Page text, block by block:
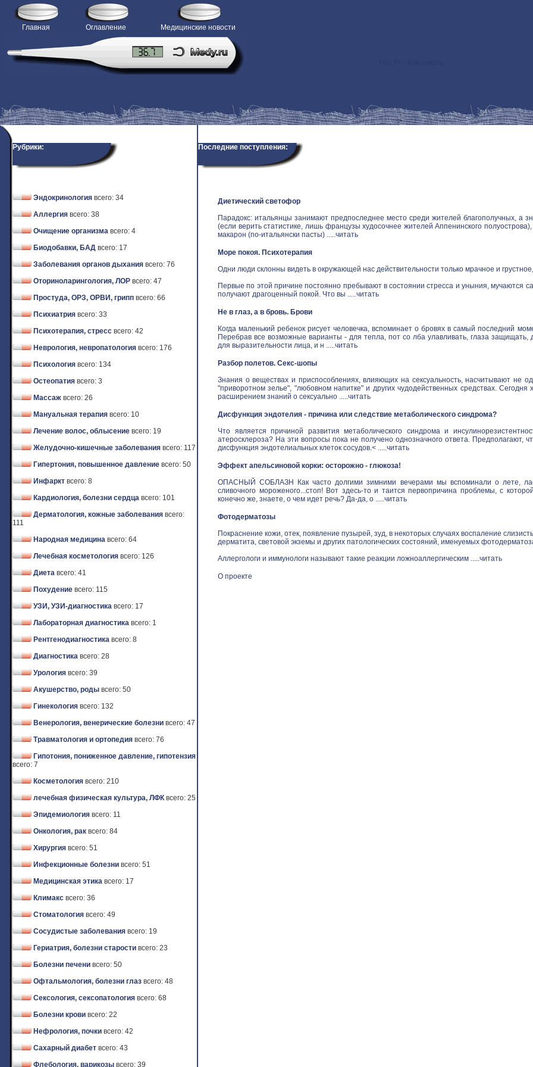
Главная Оглавление Медицинские новости
>
Рубрики:
Эндокринология всего: 34
Аллергия всего: 38
Очищение организма всего: 4
Биодобавки, БАД всего: 17
Заболевания органов дыхания всего: 76
Оториноларингология, ЛОР всего: 47
Простуда, ОРЗ, ОРВИ, грипп всего: 66
Психиатрия всего: 33
Психотерапия, стресс всего: 42
Неврология, невропатология всего: 176
Психология всего: 134
Остеопатия всего: 3
Массаж всего: 26
Мануальная терапия всего: 10
Лечение волос, облысение всего: 19
Желудочно-кишечные заболевания всего: 117
Гипертония, повышенное давление всего: 50
Инфаркт всего: 8
Кардиология, болезни сердца всего: 101
Дерматология, кожные заболевания всего:
111
Народная медицина всего: 64
Лечебная косметология всего: 126
Диета всего: 41
Похудение всего: 115
УЗИ, УЗИ-диагностика всего: 17
Лабораторная диагностика всего: 1
Рентгенодиагностика всего: 8
Диагностика всего: 28
Урология всего: 39
Акушерство, роды всего: 50
Гинекология всего: 132
Венерология, венерические болезни всего: 47
Травматология и ортопедия всего: 76
Гипотония, пониженное давление, гипотензия
всего: 7
Косметология всего: 210
лечебная физическая культура, ЛФК всего: 25
Эпидемиология всего: 11
Онкология, рак всего: 84
Хирургия всего: 51
Инфекционные болезни всего: 51
Медицинская этика всего: 17
Климакс всего: 36
Стоматология всего: 49
Сосудистые заболевания всего: 19
Гериатрия, болезни старости всего: 23
Болезни печени всего: 50
Офтальмология, болезни глаз всего: 48
Сексология, сексопатология всего: 68
Болезни крови всего: 22
Нефрология, почки всего: 42
Сахарный диабет всего: 43
Флебология, варикозы всего: 39
Последние поступления:
Диетический светофор
Парадокс: итальянцы занимают предпоследнее место среди жителей благополучных, а
(если верить статистике, лишь французы худосочнее жителей Аппенинского
макарон (по-итальянски пасты) .....читать
Море покоя. Психотерапия
Одни люди склонны видеть в окружающей нас действительности только мрачное и
Первые по этой причине постоянно пребывают в состоянии стресса и уныния, мучаются
получают драгоценный покой. Что вы .....читать
Не в глаз, а в бровь. Брови
Когда маленький ребенок рисует человечка, вспоминает о бровях в самый последний
Перебрав все возможные варианты - для тепла, пот со лба улавливать, глаза
для выразительности лица, и н .....читать
Разбор полетов. Секс-шопы
Знания о веществах и приспособлениях, влияющих на сексуальность, насчитывают не
"приворотном зелье", "любовном напитке" и других чудодейственных средствах.
расширением знаний о сексуально .....читать
Дисфункция эндотелия - причина или следствие метаболического синдрома?
Что является причиной развития метаболического синдрома и
атеросклероза? На эти вопросы пока не получено однозначного ответа.
дисфункция эндотелиальных клеток сосудов.< .....читать
Эффект апельсиновой корки: осторожно - глюкоза!
ОПАСНЫЙ СОБЛАЗН Как часто долгими зимними вечерами мы вспоминали о лете,
сливочного мороженого...стоп! Вот здесь-то и таится первопричина проблемы, с
конечно же, знаете, о чем идет речь? Да-да, о .....читать
Фотодерматозы
Покраснение кожи, отек, появление пузырей, зуд, в некоторых случаях воспаление
дерматита, световой экземы и других патологических состояний, именуемых
Аллергологи и иммунологи называют такие реакции ложноаллергическим .....читать
О проекте